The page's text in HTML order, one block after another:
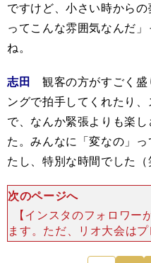
ですけど、小さい時から
ってこんな雰囲気なんだ
ね。
志田
観客の方がすごく盛
ングで拍手してくれたり
で、なんか緊張よりも楽
た。みんなに「変なの」
たし、特別な時間でした（
次のページへ
【インスタのフォロワ
ます。ただ、リオ大会は
たんですけど、東京大会